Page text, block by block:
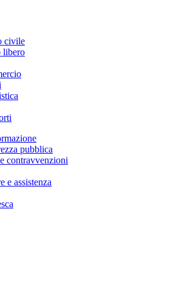
civile
libero
pubblica
contravvenzioni
e assistenza